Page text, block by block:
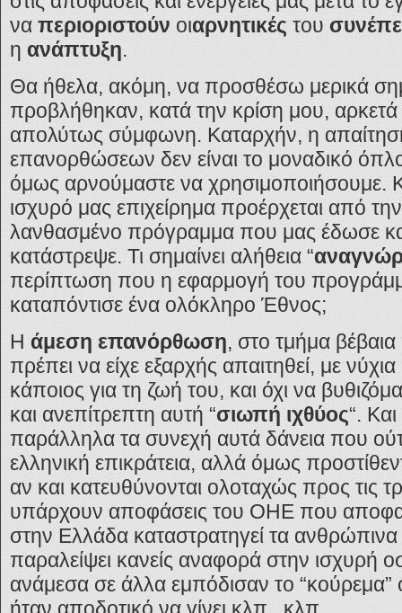
να περιοριστούν οιαρνητικές του
η ανάπτυξη.
Θα ήθελα, ακόμη, να προσθέσω μερικά
προβλήθηκαν, κατά την κρίση μου, αρκετά
απολύτως σύμφωνη. Καταρχήν, η
επανορθώσεων δεν είναι το μοναδικό
όμως αρνούμαστε να χρησιμοποιήσουμε.
ισχυρό μας επιχείρημα προέρχεται από
λανθασμένο πρόγραμμα που μας έδωσε
κατάστρεψε. Τι σημαίνει αλήθεια “
περίπτωση που η εφαρμογή του
καταπόντισε ένα ολόκληρο Έθνος;
Η άμεση επανόρθωση, στο τμήμα βέβαια
πρέπει να είχε εξαρχής απαιτηθεί, με
κάποιος για τη ζωή του, και όχι να
και ανεπίτρεπτη αυτή “σιωπή ιχθύος“.
παράλληλα τα συνεχή αυτά δάνεια που
ελληνική επικράτεια, αλλά όμως
αν και κατευθύνονται ολοταχώς προς τις
υπάρχουν αποφάσεις του ΟΗΕ που
στην Ελλάδα καταστρατηγεί τα
παραλείψει κανείς αναφορά στην
ανάμεσα σε άλλα εμπόδισαν το “κούρεμα”